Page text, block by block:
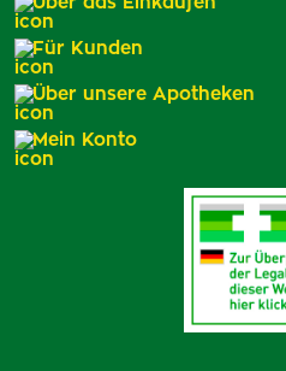
Für Kunden
Über unsere Apotheken
Mein Konto